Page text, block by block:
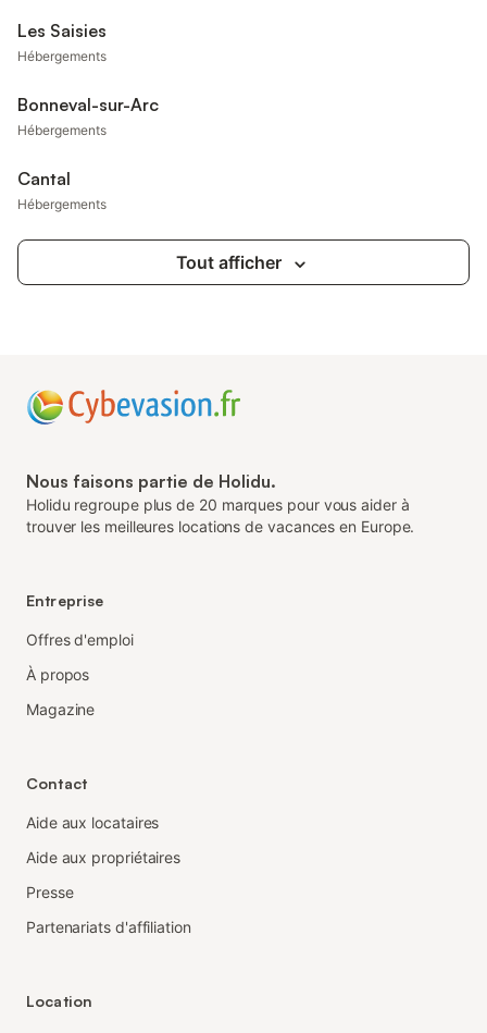
Les Saisies
Hébergements
Bonneval-sur-Arc
Hébergements
Cantal
Hébergements
Tout afficher
Nous faisons partie de Holidu.
Holidu regroupe plus de 20 marques pour vous aider à
trouver les meilleures locations de vacances en Europe.
Entreprise
Offres d'emploi
À propos
Magazine
Contact
Aide aux locataires
Aide aux propriétaires
Presse
Partenariats d'affiliation
Location